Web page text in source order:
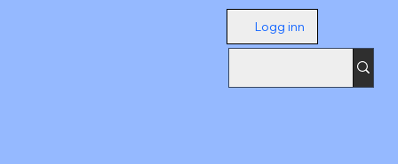
Logg inn